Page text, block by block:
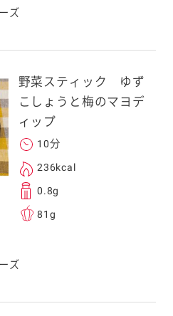
ズ
野菜スティック ゆず
こしょうと梅のマヨデ
ィップ
10分
236kcal
0.8g
81g
ズ